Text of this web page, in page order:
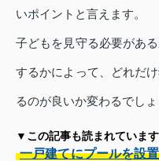
いポイントと言えます。
子どもを見守る必要があ
するかによって、どれだ
るのが良いか変わるでしょ
▼この記事も読まれています
一戸建てにプールを設